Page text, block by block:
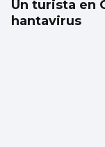
Un turista en
hantavirus